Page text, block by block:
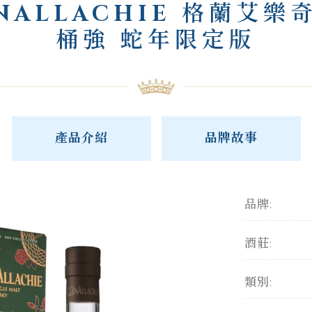
格蘭艾樂
桶強 蛇年限定版
產品介紹 品牌故事
品牌:
酒莊:
類別: